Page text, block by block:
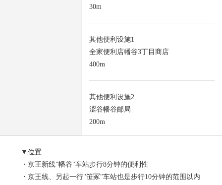
30m
其他便利设施1
全家便利店幡谷3丁目商店
400m
其他便利设施2
涩谷幡谷邮局
200m
▼位置
・京王新线"幡谷"车站步行8分钟的便利性
・京王线、另起一行"笹冢"车站也是步行10分钟的范围以内